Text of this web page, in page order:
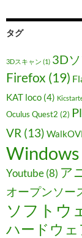
ョ
タグ
3Dスキャン (1) 3Dソ
Firefox (19)
KAT loco (4)
Oculus Quest2 (2)
VR (13)
Windows
Youtube(8) ア
オープンソー
ソフトウ
ハードウェ